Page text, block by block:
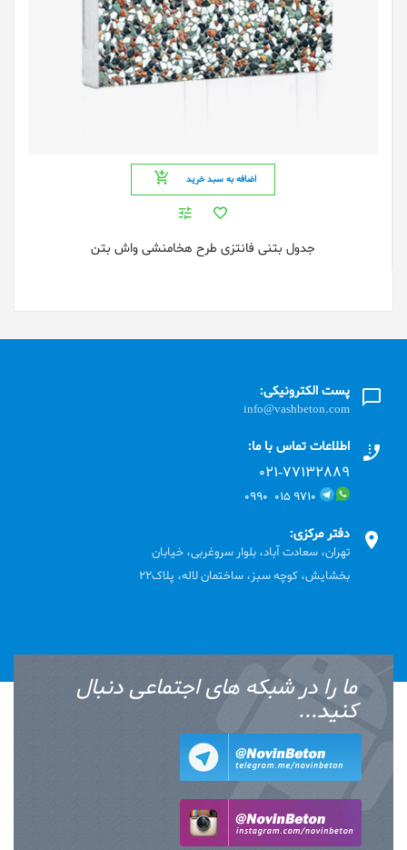
اضافه به سبد خرید
جدول بتنی فانتزی طرح هخامنشی واش بتن
پست الکترونیکی:
info@vashbeton.com
اطلاعات تماس با ما:
۰۲۱-۷۷۱٣۲۸۸۹
۹۷۱۰ ۰۱۵ ۰۹۹۰
دفتر مرکزی:
تهران، سعادت آباد، بلوار سروغربی، خیابان
بخشایش، کوچه سبز، ساختمان لاله، پلاک22
ما را در شبکه های اجتماعی دنبال
کنید...